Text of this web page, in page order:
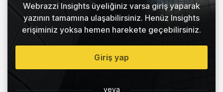
Webrazzi Insights üyeliğiniz varsa giriş yaparak
yazının tamamına ulaşabilirsiniz. Henüz Insights
erişiminiz yoksa hemen harekete geçebilirsiniz.
Giriş yap
veya